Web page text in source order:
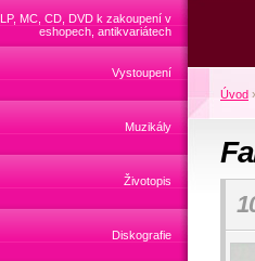
LP, MC, CD, DVD k zakoupení v
eshopech, antikvariátech
Vystoupení
Muzikály
Životopis
Diskografie
Úvod